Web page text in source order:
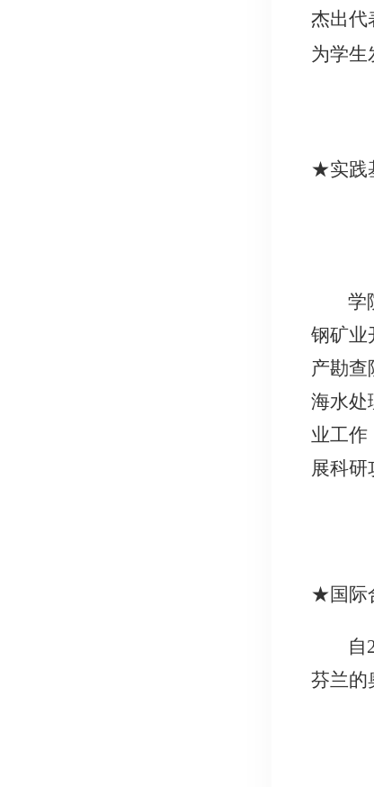
杰出代
为学生
★实践
学
钢矿业
产勘查
海水处
业工作
展科研
★国际
自
芬兰的